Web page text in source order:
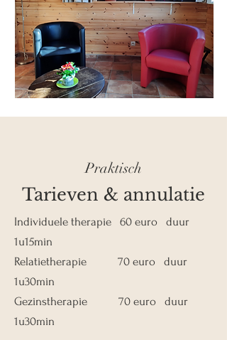
Praktisch
Tarieven & annulatie
Individuele therapie 60 euro duur
1u15min
Relatietherapie 70 euro duur
1u30min
Gezinstherapie 70 euro duur
1u30min